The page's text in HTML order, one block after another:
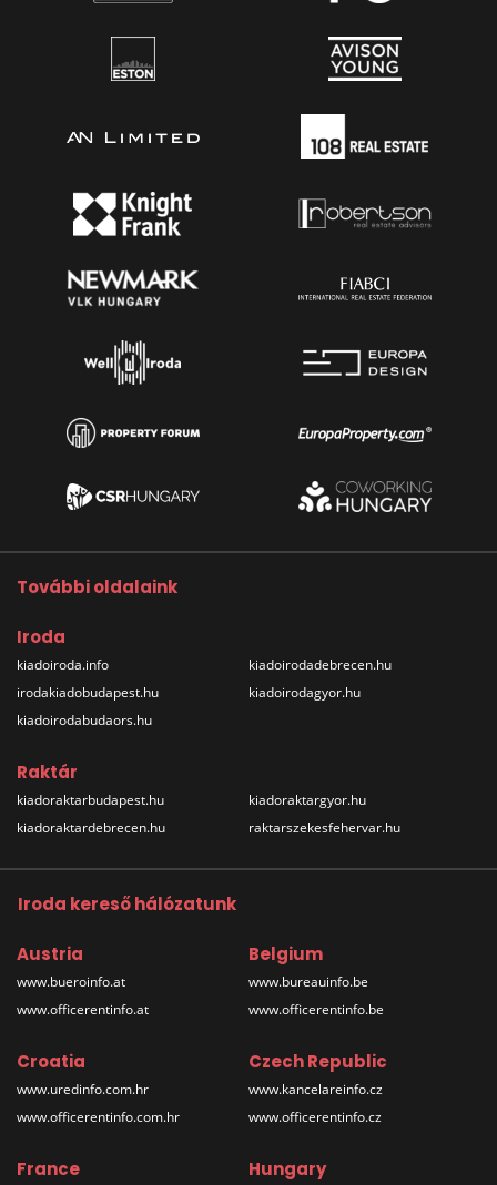
További oldalaink
Iroda
kiadoiroda.info
irodakiadobudapest.hu
kiadoirodabudaors.hu
kiadoirodadebrecen.hu
kiadoirodagyor.hu
Raktár
kiadoraktarbudapest.hu
kiadoraktardebrecen.hu
kiadoraktargyor.hu
raktarszekesfehervar.hu
Iroda kereső hálózatunk
Austria
www.bueroinfo.at
www.officerentinfo.at
Belgium
www.bureauinfo.be
www.officerentinfo.be
Croatia
www.uredinfo.com.hr
www.officerentinfo.com.hr
Czech Republic
www.kancelareinfo.cz
www.officerentinfo.cz
France Hungary